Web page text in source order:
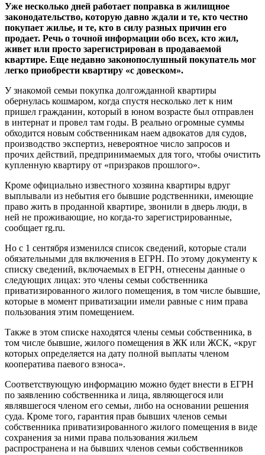
Уже несколько дней работает поправка в жилищное
законодательство, которую давно ждали и те, кто честно
покупает жилье, и те, кто в силу разных причин его
продает. Речь о точной информации обо всех, кто жил,
живет или просто зарегистрирован в продаваемой
квартире. Еще недавно законопослушный покупатель мог
легко приобрести квартиру «с довеском».
У знакомой семьи покупка долгожданной квартиры
обернулась кошмаром, когда спустя несколько лет к ним
пришел гражданин, который в юном возрасте был отправлен
в интернат и провел там годы. В реально огромные суммы
обходится новым собственникам наем адвокатов для судов,
производство экспертиз, невероятное число запросов и
прочих действий, предпринимаемых для того, чтобы очистить
купленную квартиру от «призраков прошлого».
Кроме официально известного хозяина квартиры вдруг
выплывали из небытия его бывшие родственники, имеющие
право жить в проданной квартире, звонили в дверь люди, в
ней не проживающие, но когда-то зарегистрированные,
сообщает rg.ru.
Но с 1 сентября изменился список сведений, которые стали
обязательными для включения в ЕГРН. По этому документу к
списку сведений, включаемых в ЕГРН, отнесены данные о
следующих лицах: это члены семьи собственника
приватизированного жилого помещения, в том числе бывшие,
которые в момент приватизации имели равные с ним права
пользования этим помещением.
Также в этом списке находятся члены семьи собственника, в
том числе бывшие, жилого помещения в ЖК или ЖСК, «круг
которых определяется на дату полной выплаты членом
кооператива паевого взноса».
Соответствующую информацию можно будет внести в ЕГРН
по заявлению собственника и лица, являющегося или
являвшегося членом его семьи, либо на основании решения
суда. Кроме того, гарантия прав бывших членов семьи
собственника приватизированного жилого помещения в виде
сохранения за ними права пользования жильем
распространена и на бывших членов семьи собственников